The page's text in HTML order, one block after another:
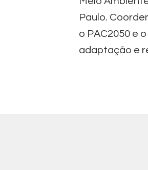
Paulo.
o PAC2050 e
adaptação e